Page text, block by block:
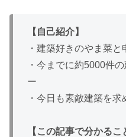
【自己紹介】
・建築好きのやま菜と
・今までに約5000件
ー
・今日も素敵建築を求
【この記事で分かるこ